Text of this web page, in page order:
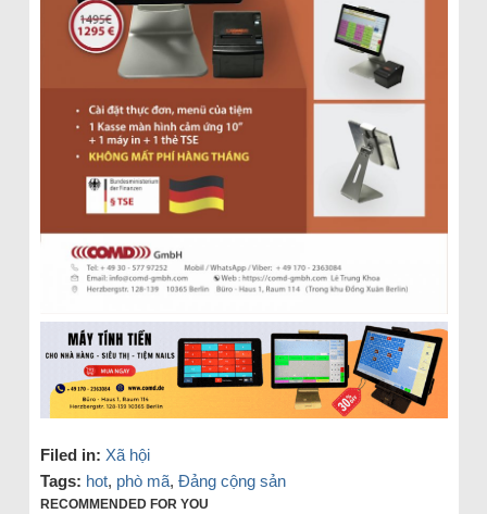
Filed in: Xã hội
Tags: hot, phò mã, Đảng cộng sản
RECOMMENDED FOR YOU